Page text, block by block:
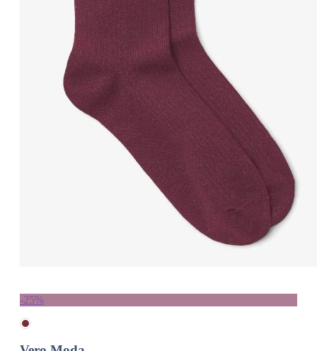
-25%